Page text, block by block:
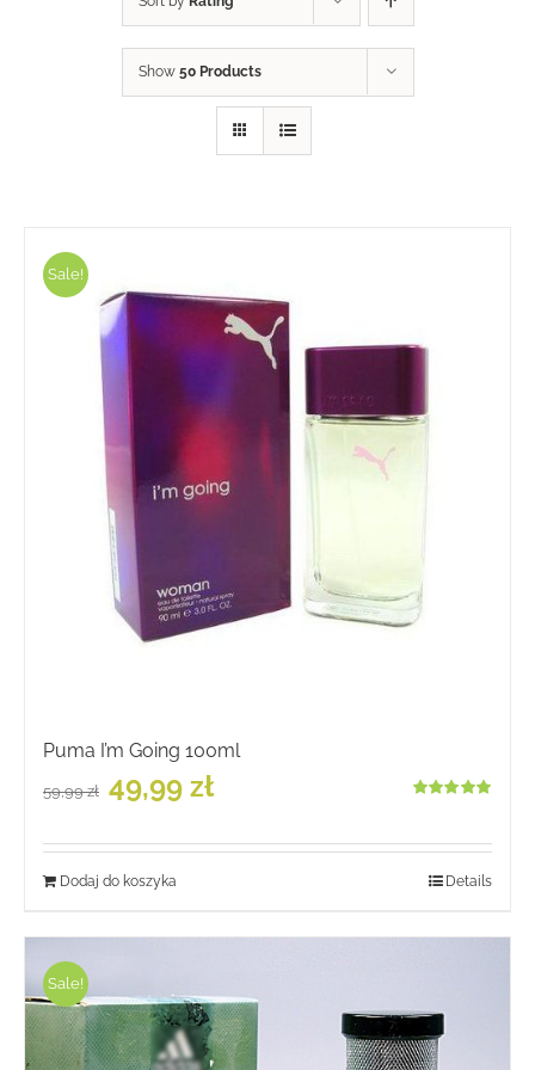
Show 50 Products
Sale!
Puma I’m Going 100ml
59,99zł
Pierwotna
cena
59,99 zł.
49,99 złcena
49,99 zł.
Dodaj do koszyka Details
Sale!